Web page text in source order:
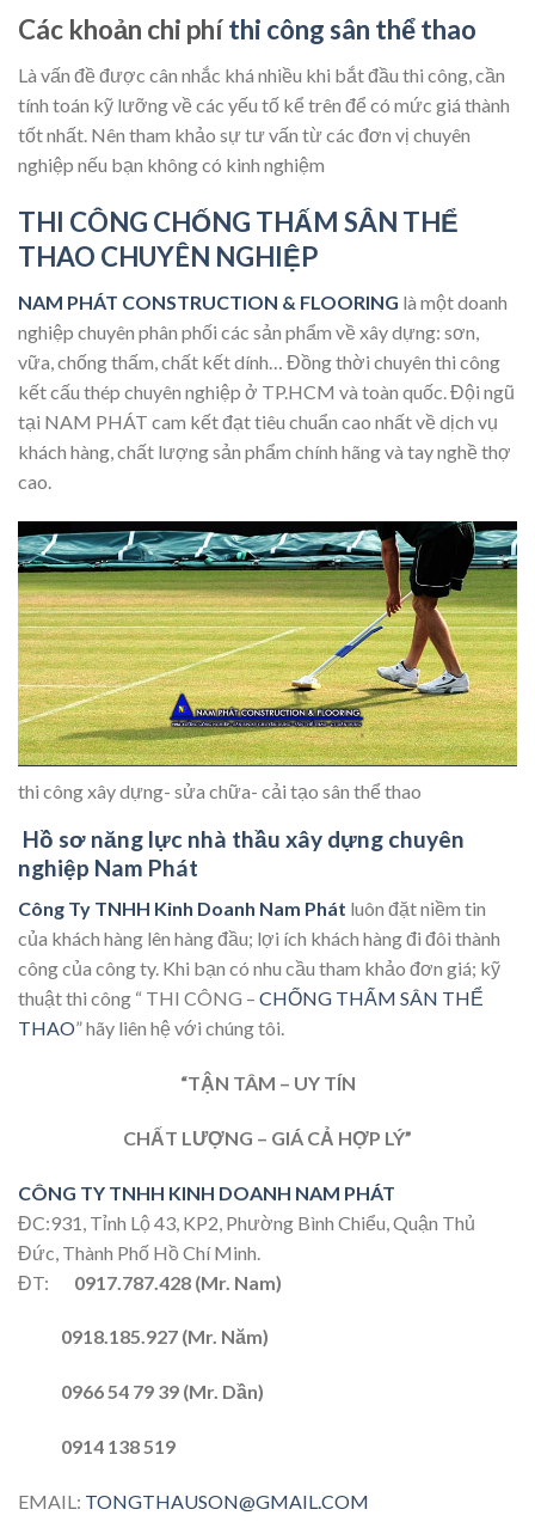
Các khoản chi phíthi công sân thể thao
Là vấn đề được cân nhắc khá nhiều khi bắt đầu thi công, cần
tính toán kỹ lưỡng về các yếu tố kể trên để có mức giá thành
tốt nhất. Nên tham khảo sự tư vấn từ các đơn vị chuyên
nghiệp nếu bạn không có kinh nghiệm
THI CÔNG CHỐNG THẤM SÂN THỂ
THAO CHUYÊN NGHIỆP
NAM PHÁT CONSTRUCTION & FLOORING là một doanh
nghiệp chuyên phân phối các sản phẩm về xây dựng: sơn,
vữa, chống thấm, chất kết dính… Đồng thời chuyên thi công
kết cấu thép chuyên nghiệp ở TP.HCM và toàn quốc. Đội ngũ
tại NAM PHÁT cam kết đạt tiêu chuẩn cao nhất về dịch vụ
khách hàng, chất lượng sản phẩm chính hãng và tay nghề thợ
cao.
thi công xây dựng- sửa chữa- cải tạo sân thể thao
Hồ sơ năng lực nhà thầu xây dựng chuyên
nghiệp Nam Phát
Công Ty TNHH Kinh Doanh Nam Phát luôn đặt niềm tin
của khách hàng lên hàng đầu; lợi ích khách hàng đi đôi thành
công của công ty. Khi bạn có nhu cầu tham khảo đơn giá; kỹ
thuật thi công “ THI CÔNG – CHỐNG THẤM SÂN THỂ
THAO” hãy liên hệ với chúng tôi.
“TẬN TÂM – UY TÍN
CHẤT LƯỢNG – GIÁ CẢ HỢP LÝ”
CÔNG TY TNHH KINH DOANH NAM PHÁT
ĐC:931, Tỉnh Lộ 43, KP2, Phường Bình Chiểu, Quận Thủ
Đức, Thành Phố Hồ Chí Minh.
ĐT: 0917.787.428 (Mr. Nam)
0918.185.927 (Mr. Năm)
0966 54 79 39 (Mr. Dần)
0914 138 519
EMAIL: TONGTHAUSON@GMAIL.COM